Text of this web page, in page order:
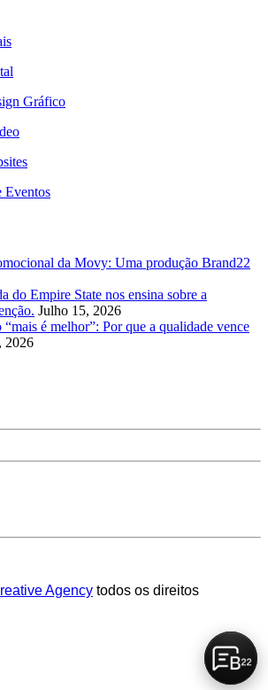
Gráfico
Eventos
da Movy: Uma produção Brand22
do Empire State nos ensina sobre a
Julho 15, 2026
é melhor”: Por que a qualidade vence
2026
Agency todos os direitos